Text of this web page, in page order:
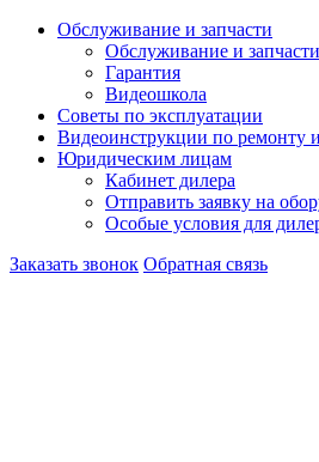
Обслуживание и запчасти
Обслуживание и запчасти
Гарантия
Видеошкола
Советы по эксплуатации
Видеоинструкции по ремонту
Юридическим лицам
Кабинет дилера
Отправить заявку на
Особые условия для
Заказать звонок Обратная связь